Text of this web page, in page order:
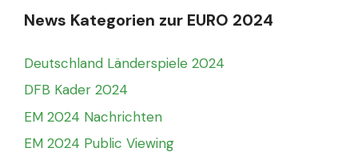
News Kategorien zur EURO 2024
Deutschland Länderspiele 2024
DFB Kader 2024
EM 2024 Nachrichten
EM 2024 Public Viewing